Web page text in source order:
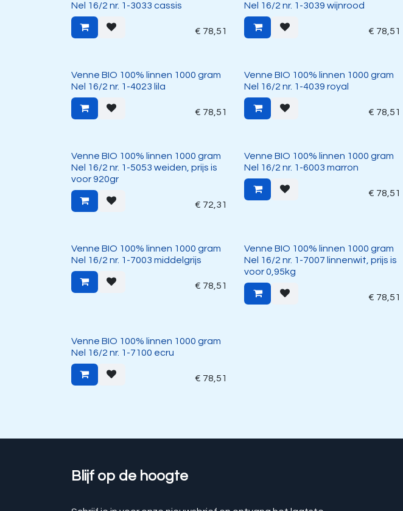
Nel 16/2 nr. 1-3033 cassis
€ 78,51
Nel 16/2 nr. 1-3039 wijnrood
€ 78,51
Venne BIO 100% linnen 1000 gram
Nel 16/2 nr. 1-4023 lila
€ 78,51
Venne BIO 100% linnen 1000 gram
Nel 16/2 nr. 1-4039 royal
€ 78,51
Venne BIO 100% linnen 1000 gram
Nel 16/2 nr. 1-5053 weiden, prijs is
voor 920gr
€ 72,31
Venne BIO 100% linnen 1000 gram
Nel 16/2 nr. 1-6003 marron
€ 78,51
Venne BIO 100% linnen 1000 gram
Nel 16/2 nr. 1-7003 middelgrijs
€ 78,51
Venne BIO 100% linnen 1000 gram
Nel 16/2 nr. 1-7007 linnenwit, prijs is
voor 0,95kg
€ 78,51
Venne BIO 100% linnen 1000 gram
Nel 16/2 nr. 1-7100 ecru
€ 78,51
Blijf op de hoogte